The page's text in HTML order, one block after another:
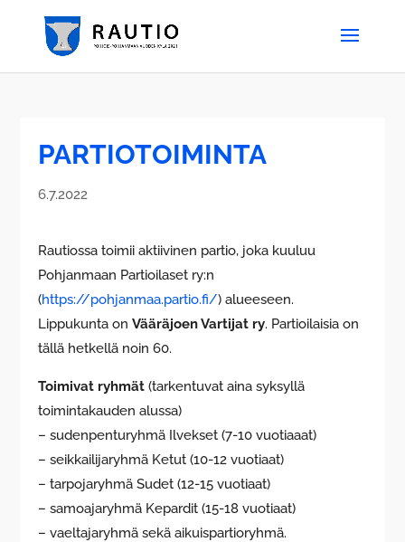
PARTIOTOIMINTA
6.7.2022
Rautiossa toimii aktiivinen partio, joka kuuluu
Pohjanmaan Partioilaset ry:n
(https://pohjanmaa.partio.fi/) alueeseen.
Lippukunta onVääräjoen Vartijat ry. Partioilaisia on
tällä hetkellä noin 60.
Toimivat ryhmät (tarkentuvat aina syksyllä
toimintakauden alussa)
– sudenpenturyhmä Ilvekset (7-10 vuotiaaat)
– seikkailijaryhmä Ketut (10-12 vuotiaat)
– tarpojaryhmä Sudet (12-15 vuotiaat)
– samoajaryhmä Kepardit (15-18 vuotiaat)
– vaeltajaryhmä sekä aikuispartioryhmä.